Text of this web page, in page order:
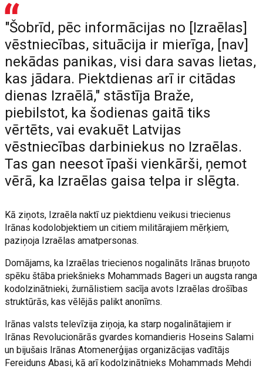
"Šobrīd, pēc informācijas no [Izraēlas]
vēstniecības, situācija ir mierīga, [nav]
nekādas panikas, visi dara savas lietas,
kas jādara. Piektdienas arī ir citādas
dienas Izraēlā," stāstīja Braže,
piebilstot, ka šodienas gaitā tiks
vērtēts, vai evakuēt Latvijas
vēstniecības darbiniekus no Izraēlas.
Tas gan neesot īpaši vienkārši, ņemot
vērā, ka Izraēlas gaisa telpa ir slēgta.
Kā ziņots, Izraēla naktī uz piektdienu veikusi triecienus
Irānas kodolobjektiem un citiem militārajiem mērķiem,
paziņoja Izraēlas amatpersonas.
Domājams, ka Izraēlas triecienos nogalināts Irānas bruņoto
spēku štāba priekšnieks Mohammads Bageri un augsta ranga
kodolzinātnieki, žurnālistiem sacīja avots Izraēlas drošības
struktūrās, kas vēlējās palikt anonīms.
Irānas valsts televīzija ziņoja, ka starp nogalinātajiem ir
Irānas Revolucionārās gvardes komandieris Hoseins Salami
un bijušais Irānas Atomenerģijas organizācijas vadītājs
Fereiduns Abasi, kā arī kodolzinātnieks Mohammads Mehdi